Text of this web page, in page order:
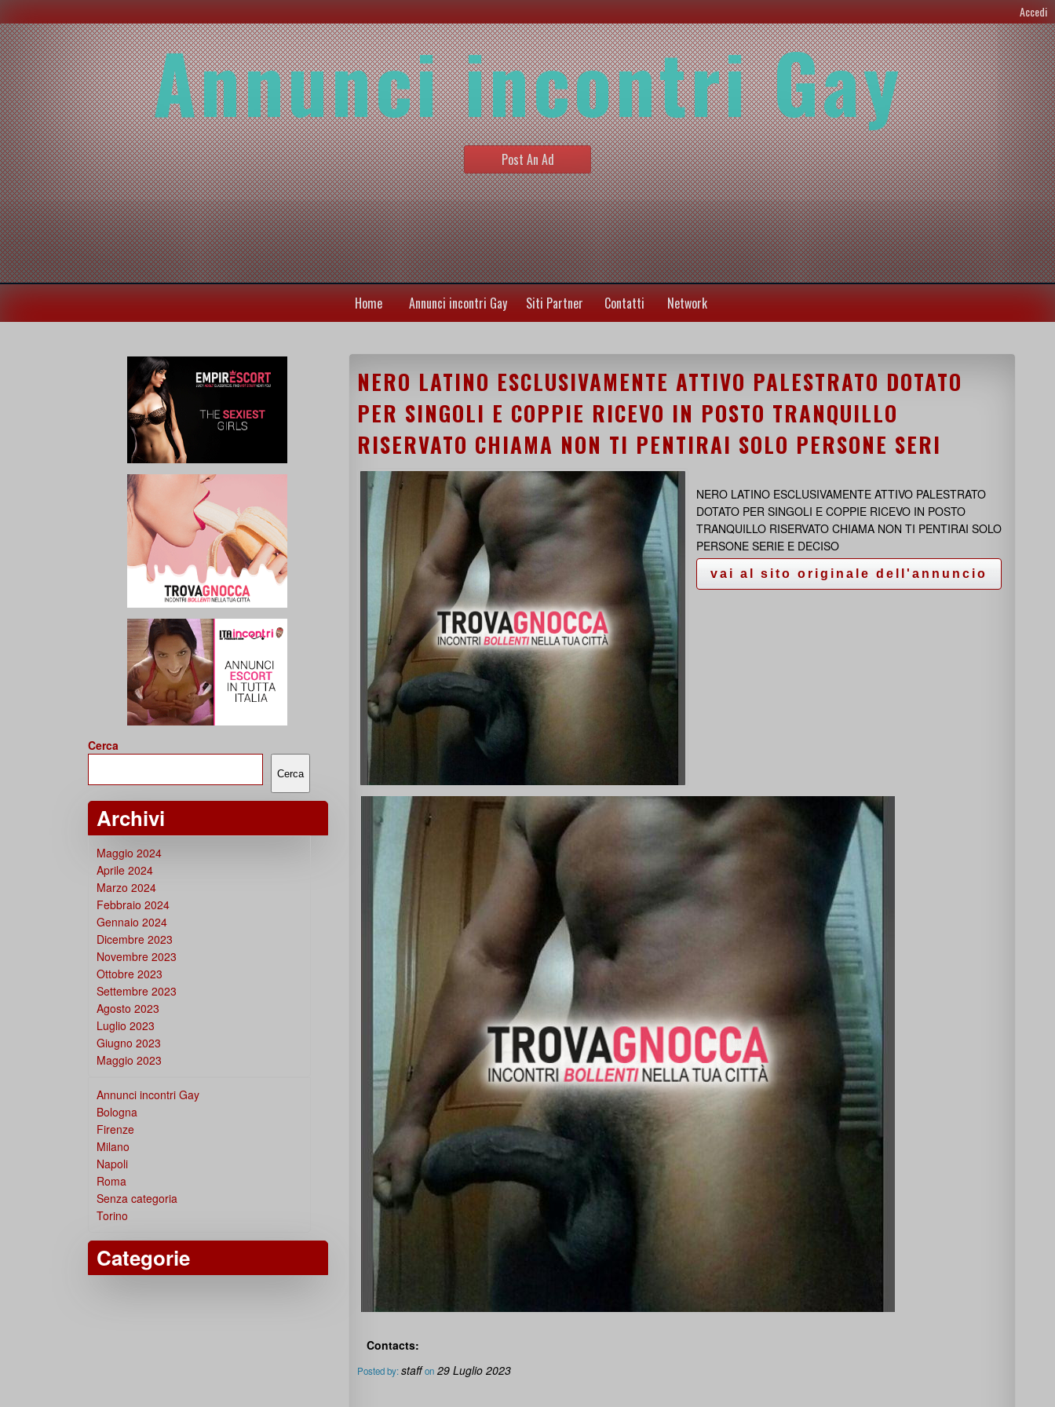
Accedi
Annunci incontri Gay
Post An Ad
Home Annunci incontri Gay Siti Partner Contatti Network
NERO LATINO ESCLUSIVAMENTE ATTIVO PALESTRATO DOTATO
PER SINGOLI E COPPIE RICEVO IN POSTO TRANQUILLO
RISERVATO CHIAMA NON TI PENTIRAI SOLO PERSONE SERI
NERO LATINO ESCLUSIVAMENTE ATTIVO PALESTRATO
DOTATO PER SINGOLI E COPPIE RICEVO IN POSTO
TRANQUILLO RISERVATO CHIAMA NON TI PENTIRAI SOLO
PERSONE SERIE E DECISO
Contacts:
Posted by:staff on 29 Luglio 2023
Cerca
Cerca
Archivi
Maggio 2024
Aprile 2024
Marzo 2024
Febbraio 2024
Gennaio 2024
Dicembre 2023
Novembre 2023
Ottobre 2023
Settembre 2023
Agosto 2023
Luglio 2023
Giugno 2023
Maggio 2023
Annunci incontri Gay
Bologna
Firenze
Milano
Napoli
Roma
Senza categoria
Torino
Categorie